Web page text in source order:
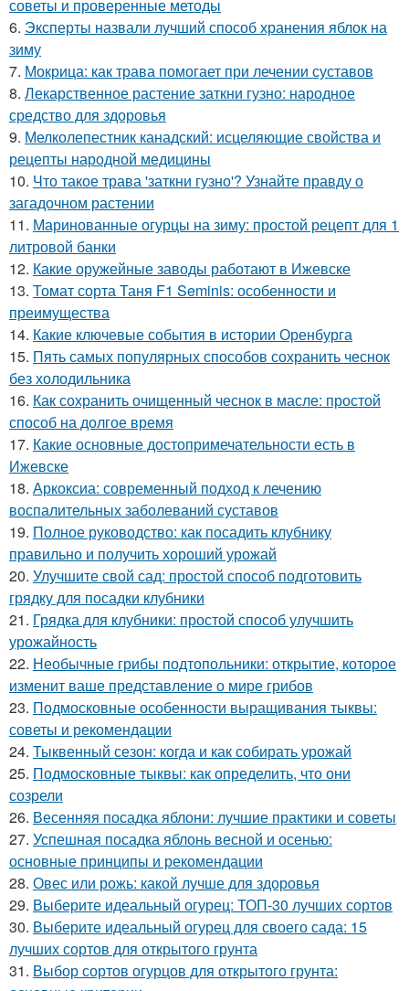
советы и проверенные методы
6. Эксперты назвали лучший способ хранения яблок на
зиму
7. Мокрица: как трава помогает при лечении суставов
8. Лекарственное растение заткни гузно: народное
средство для здоровья
9. Мелколепестник канадский: исцеляющие свойства и
рецепты народной медицины
10. Что такое трава 'заткни гузно'? Узнайте правду о
загадочном растении
11. Маринованные огурцы на зиму: простой рецепт для 1
литровой банки
12. Какие оружейные заводы работают в Ижевске
13. Томат сорта Таня F1 Seminis: особенности и
преимущества
14. Какие ключевые события в истории Оренбурга
15. Пять самых популярных способов сохранить чеснок
без холодильника
16. Как сохранить очищенный чеснок в масле: простой
способ на долгое время
17. Какие основные достопримечательности есть в
Ижевске
18. Аркоксиа: современный подход к лечению
воспалительных заболеваний суставов
19. Полное руководство: как посадить клубнику
правильно и получить хороший урожай
20. Улучшите свой сад: простой способ подготовить
грядку для посадки клубники
21. Грядка для клубники: простой способ улучшить
урожайность
22. Необычные грибы подтопольники: открытие, которое
изменит ваше представление о мире грибов
23. Подмосковные особенности выращивания тыквы:
советы и рекомендации
24. Тыквенный сезон: когда и как собирать урожай
25. Подмосковные тыквы: как определить, что они
созрели
26. Весенняя посадка яблони: лучшие практики и советы
27. Успешная посадка яблонь весной и осенью:
основные принципы и рекомендации
28. Овес или рожь: какой лучше для здоровья
29. Выберите идеальный огурец: ТОП-30 лучших сортов
30. Выберите идеальный огурец для своего сада: 15
лучших сортов для открытого грунта
31. Выбор сортов огурцов для открытого грунта: